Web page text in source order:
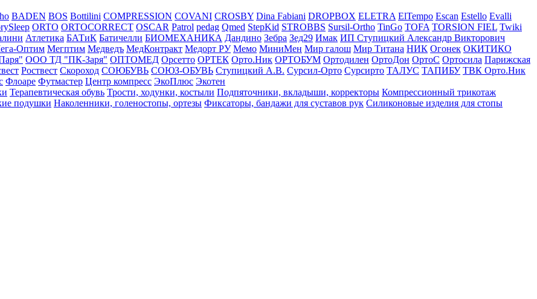
BADEN BOS Bottilini COMPRESSION COVANI CROSBY Dina Fabiani DROPBOX ELETRA ElTempo Escan Estello Evalli
ORTO ORTOCORRECT OSCAR Patrol pedag Qmed StepKid STROBBS Sursil-Ortho TinGo TOFA TORSION FIEL Twiki
Атлетика БАТиК Батичелли БИОМЕХАНИКА Дандино Зебра Зед29 Имак ИП Ступицкий Александр Викторович
Оптим Мегптим Медведъ МедКонтракт Медорт РУ Мемо МиниМен Мир галош Мир Титана НИК Огонек ОКИТИКО
ООО ТД "ПК-Заря" ОПТОМЕД Орсетто ОРТЕК Орто.Ник ОРТОБУМ Ортодилен ОртоДон ОртоС Ортосила Парижская
Роствест Скороход СОЮБУВЬ СОЮЗ-ОБУВЬ Ступицкий А.В. Сурсил-Орто Сурсирто ТАЛУС ТАПИБУ ТВК Орто.Ник
Флоаре Футмастер Центр компресс ЭкоПлюс Экотен
Терапевтическая обувь Трости, ходунки, костыли Подпяточники, вкладыши, корректоры Компрессионный трикотаж
подушки Наколенники, голеностопы, ортезы Фиксаторы, бандажи для суставов рук Силиконовые изделия для стопы